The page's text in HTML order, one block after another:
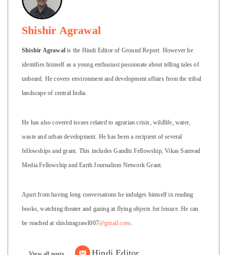
Shishir Agrawal
Shishir Agrawalis the Hindi Editor of Ground Report. However he
identifies himself as a young enthusiast passionate about telling tales of
unheard. He covers environment and development affairs from the tribal
landscape of central India.
He has also covered issues related to agrarian crisis, wildlife, water,
waste and urban development. He has been a recipient of several
fellowships and grant. This includes Gandhi Fellowship, Vikas Samvad
Media Fellowship and Earth Journalism Network Grant.
Apart from having long conversations he indulges himself in reading
books, watching theater and gazing at flying objects for leisure. He can
be reached at shishiragrawl007@gmail.com.